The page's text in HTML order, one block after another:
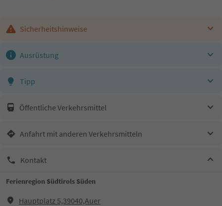
Sicherheitshinweise
Ausrüstung
Tipp
Öffentliche Verkehrsmittel
Anfahrt mit anderen Verkehrsmitteln
Kontakt
Ferienregion Südtirols Süden
Hauptplatz 5,39040,Auer